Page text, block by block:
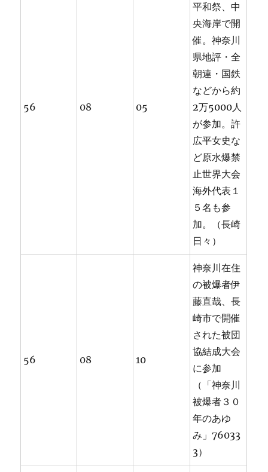
56 08 05
平和祭、中
央海岸で開
催。神奈川
県地評・全
朝連・国鉄
などから約
2万5000人
が参加。許
広平女史な
ど原水爆禁
止世界大会
海外代表１
５名も参
加。（長崎
日々）
56 08 10
神奈川在住
の被爆者伊
藤直哉、長
崎市で開催
された被団
協結成大会
に参加
（「神奈川
被爆者３０
年のあゆ
み」76033
3）